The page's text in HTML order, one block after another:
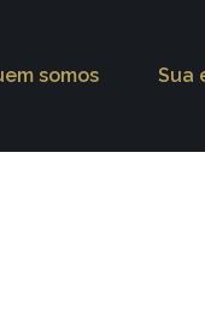
somos Sua